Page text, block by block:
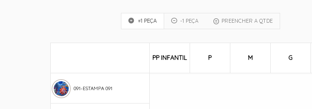
+1 PEÇA -1 PEÇA PREENCHER A QTDE
091-ESTAMPA 091
PP INFANTIL P M G